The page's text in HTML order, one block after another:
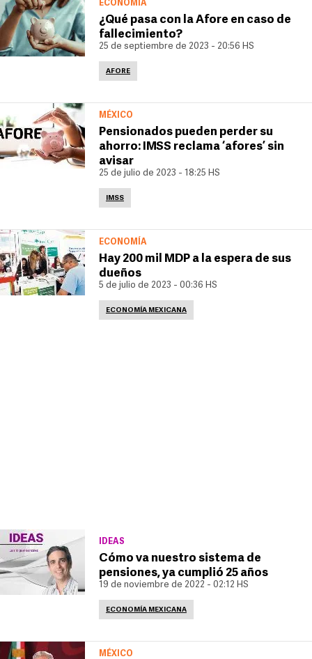
ECONOMÍA
¿Qué pasa con la Afore en caso de
fallecimiento?
25 de septiembre de 2023 - 20:56 HS
AFORE
MÉXICO
Pensionados pueden perder su
ahorro: IMSS reclama ‘afores’ sin
avisar
25 de julio de 2023 - 18:25 HS
IMSS
ECONOMÍA
Hay 200 mil MDP a la espera de sus
dueños
5 de julio de 2023 - 00:36 HS
ECONOMÍA MEXICANA
IDEAS
Cómo va nuestro sistema de
pensiones, ya cumplió 25 años
19 de noviembre de 2022 - 02:12 HS
ECONOMÍA MEXICANA
MÉXICO